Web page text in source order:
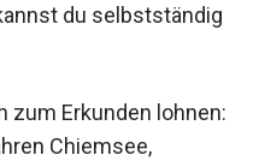
du selbstständig
zum Erkunden lohnen:
Chiemsee,